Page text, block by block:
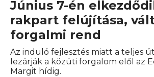
Június 7-én
rakpart felújítása,
forgalmi rend
Az induló fejlesztés miatt a teljes
lezárják a közúti forgalom elől az
Margit hídig.